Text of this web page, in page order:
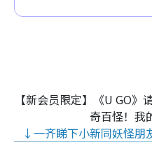
【新会员限定】《U GO
奇百怪！我
↓一齐睇下小新同妖怪朋